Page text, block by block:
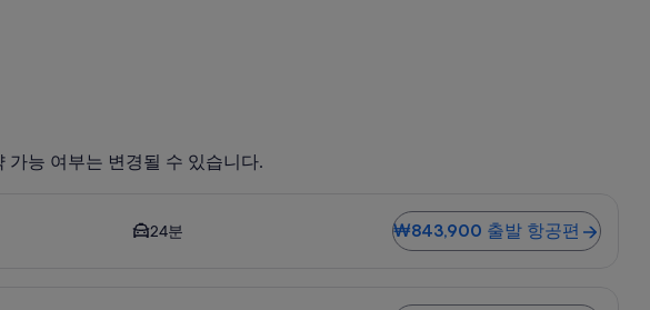
됨
가능 여부는 변경될 수 있습니다.
24분 ₩843,900 출발 항공편